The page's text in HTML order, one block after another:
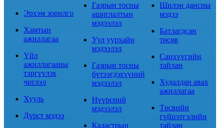
Эрхэм зорилго
Хамтын
ажиллагаа
Үйл
ажиллагааны
тэргүүлэх
чиглэл
Хууль
Дүрст мэдээ
Газрын тосны
ашиглалтын
мэдээлэл
Уул уурхайн
мэдээлэл
Газрын тосны
бүтээгдэхүүний
мэдээлэл
Нүүрсний
мэдээлэл
Кадастрын
Шилэн дансны
мэдээ
Батлагдсан
төсөв
Санхүүгийн
тайлан
Худалдан авах
ажиллагаа
Төсвийн
гүйцэтгэлийн
тайлан